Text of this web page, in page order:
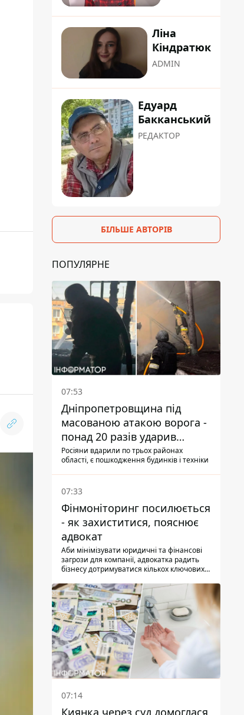
Ліна
Кіндратюк
ADMIN
Едуард
Бакканський
РЕДАКТОР
БІЛЬШЕ АВТОРІВ
ПОПУЛЯРНЕ
07:53
Дніпропетровщина під
масованою атакою ворога -
понад 20 разів ударив
дронами й артилерією
Росіяни вдарили по трьох районах
області, є пошкодження будинків і техніки
07:33
Фінмоніторинг посилюється
- як захиститися, пояснює
адвокат
Аби мінімізувати юридичні та фінансові
загрози для компанії, адвокатка радить
бізнесу дотримуватися кількох ключових
07:14